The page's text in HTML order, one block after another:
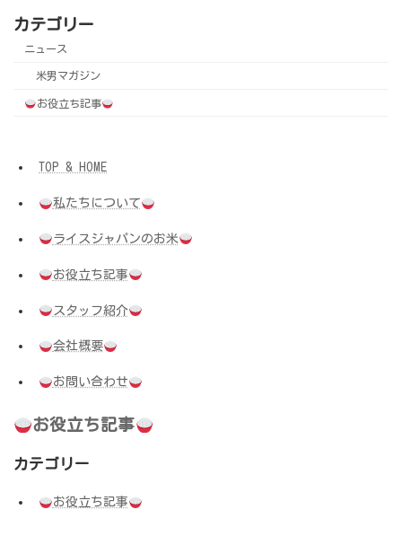
カテゴリー
ニュース
米男マガジン
お役立ち記事
TOP & HOME
私たちについて
ライスジャパンのお米
お役立ち記事
スタッフ紹介
会社概要
お問い合わせ
お役立ち記事
カテゴリー
お役立ち記事